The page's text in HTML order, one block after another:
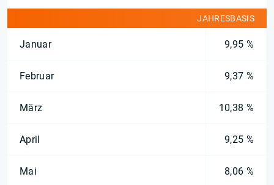
JAHRESBASIS
Januar 9,95 %
Februar 9,37 %
März 10,38 %
April 9,25 %
Mai 8,06 %